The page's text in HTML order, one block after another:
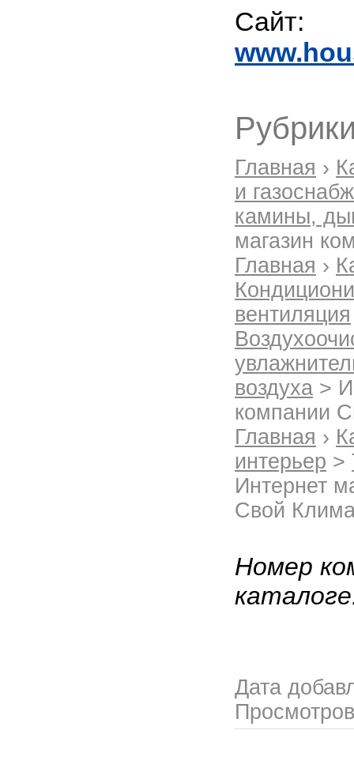
Сайт:
Главная ›
и
камины,
магазин
Главная ›
вентиляция
воздуха >
компании
Главная ›
интерьер >
Интернет
Свой
Номер
Дата